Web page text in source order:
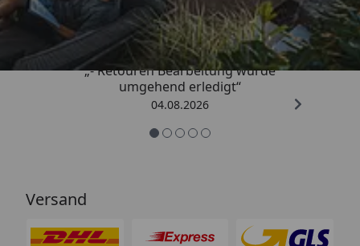
4,81/ 5
„- Retouren Bearbeitung wurde
umgehend erledigt“
04.08.2026
Versand